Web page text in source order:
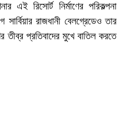
এই রিসোর্ট নির্মাণের পরিকল্পনা
রাজধানী বেলগ্রেডেও তার
তীব্র প্রতিবাদের মুখে বাতিল করতে